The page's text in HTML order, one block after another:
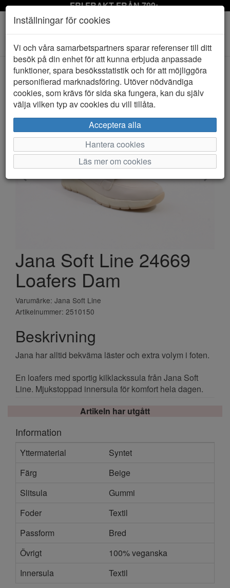
FRI FRAKT FRÅN 799:-
Toggle
navigation
HEM JANA SOFT LINE
Jana Soft Line 24669
Loafers Dam
Varumärke: Jana Soft Line
Artikelnummer: 2510150
Beskrivning
Jana har alltid bekväma läster och extra volym i foten.
En loafers med sportig kilklackssula från Jana Soft
Line. Mjukstoppad innersula för komfort hela dagen.
Artikeln har utgått
Information
Yttermaterial
Syntet
Färg
Beige
Slitsula
Gummi
Foder
Textil
Passform
Bred
Övrigt
100% veganska
Innersula
Textil
Inställningar för cookies
Vi och våra samarbetspartners sparar referenser till ditt
besök på din enhet för att kunna erbjuda anpassade
funktioner, spara besöksstatistik och för att möjliggöra
personifierad marknadsföring. Utöver nödvändiga
cookies, som krävs för sida ska fungera, kan du själv
välja vilken typ av cookies du vill tillåta.
Acceptera alla
Hantera cookies
Läs mer om cookies